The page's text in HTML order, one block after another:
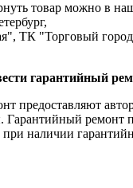
товар можно в
ТК "Торговый
гарантийный
предоставляют
ремонт
наличии